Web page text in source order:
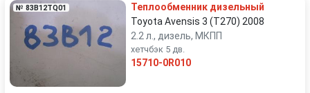
№ 83B12TQ01
Теплообменник дизельный
Toyota Avensis 3 (T270) 2008
2.2 л., дизель, МКПП
хетчбэк 5 дв.
15710-0R010